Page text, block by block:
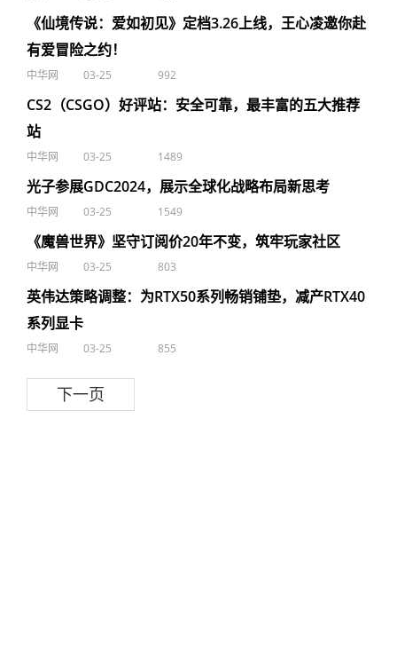
《仙境传说：爱如初见》定档3.26上线，王心凌邀你赴
有爱冒险之约！
中华网 03-25 992
CS2（CSGO）好评站：安全可靠，最丰富的五大推荐
站
中华网 03-25 1489
光子参展GDC2024，展示全球化战略布局新思考
中华网 03-25 1549
《魔兽世界》坚守订阅价20年不变，筑牢玩家社区
中华网 03-25 803
英伟达策略调整：为RTX50系列畅销铺垫，减产RTX40
系列显卡
中华网 03-25 855
下一页